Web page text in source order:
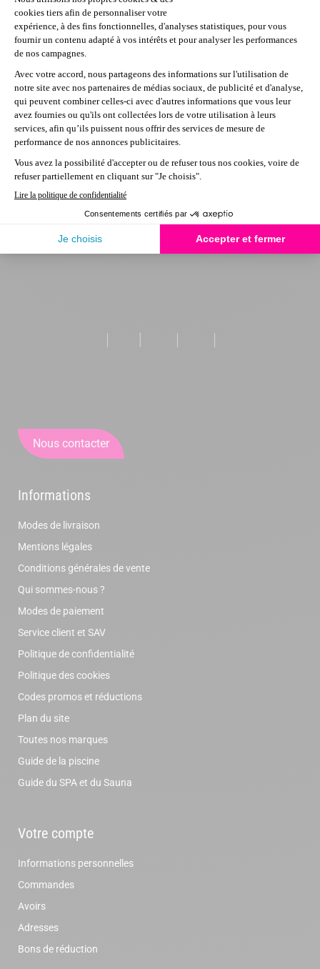
Nous contacter
Informations
Modes de livraison
Mentions légales
Conditions générales de vente
Qui sommes-nous ?
Modes de paiement
Service client et SAV
Politique de confidentialité
Politique des cookies
Codes promos et réductions
Plan du site
Toutes nos marques
Guide de la piscine
Guide du SPA et du Sauna
Votre compte
Informations personnelles
Commandes
Avoirs
Adresses
Bons de réduction